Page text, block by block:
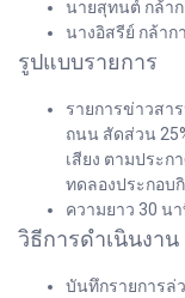
นายสุทนต์ กล้า
นางอิสรีย์ กล้าก
รูปแบบรายการ
รายการข่าวสา
ถนน สัดส่วน
เสียง ตามประก
ทดลองประกอบ
ความยาว 30 น
วิธีการดำเนินงาน
บันทึกรายการล่